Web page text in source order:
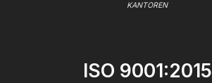
KANTOREN
ISO 9001:2015